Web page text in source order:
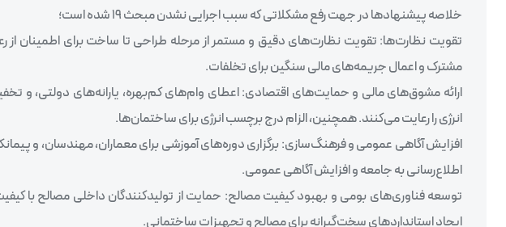
خلاصه پیشنهادها در جهت رفع مشکلاتی که سبب اجرایی نشدن مبحث ۱۹ شده است؛
تقویت نظارت‌ها: تقویت نظارت‌های دقیق و مستمر از مرحله طراحی تا ساخت برای اطمینان از
مشترک و اعمال جریمه‌های مالی سنگین برای تخلفات.
ارائه مشوق‌های مالی و حمایت‌های اقتصادی: اعطای وام‌های کم‌بهره، یارانه‌های دولتی، و
انرژی را رعایت می‌کنند. همچنین، الزام درج برچسب انرژی برای ساختمان‌ها.
افزایش آگاهی عمومی و فرهنگ‌سازی: برگزاری دوره‌های آموزشی برای معماران، مهندسان، و
اطلاع‌رسانی به جامعه و افزایش آگاهی عمومی.
توسعه فناوری‌های بومی و بهبود کیفیت مصالح: حمایت از تولیدکنندگان داخلی مصالح با
ایجاد استانداردهای سخت‌گیرانه برای مصالح و تجهیزات ساختمانی.